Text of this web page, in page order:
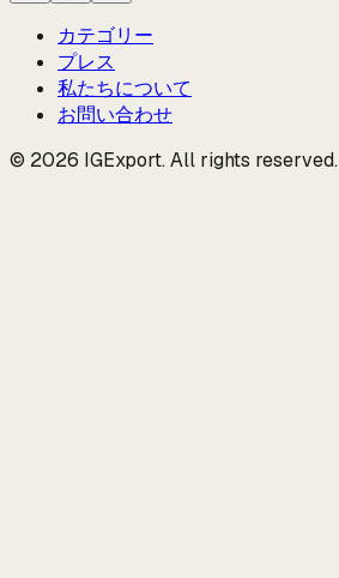
カテゴリー
プレス
私たちについて
お問い合わせ
© 2026 IGExport. All rights reserved.